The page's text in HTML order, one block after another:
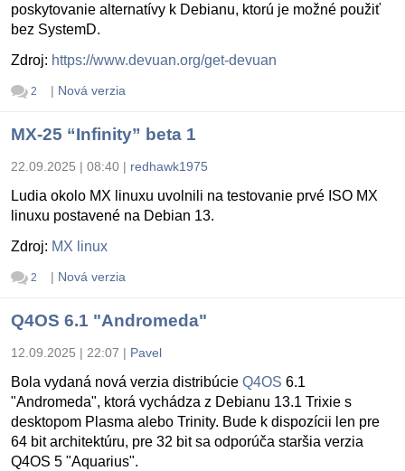
poskytovanie alternatívy k Debianu, ktorú je možné použiť
bez SystemD.
Zdroj: https://www.devuan.org/get-devuan
2 | Nová verzia
MX-25 “Infinity” beta 1
22.09.2025 | 08:40 | redhawk1975
Ludia okolo MX linuxu uvolnili na testovanie prvé ISO MX
linuxu postavené na Debian 13.
Zdroj: MX linux
2 | Nová verzia
Q4OS 6.1 "Andromeda"
12.09.2025 | 22:07 | Pavel
Bola vydaná nová verzia distribúcie Q4OS 6.1
"Andromeda", ktorá vychádza z Debianu 13.1 Trixie s
desktopom Plasma alebo Trinity. Bude k dispozícii len pre
64 bit architektúru, pre 32 bit sa odporúča staršia verzia
Q4OS 5 "Aquarius".